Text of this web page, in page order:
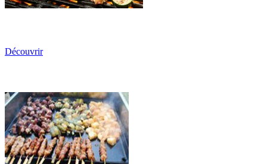
Découvrir